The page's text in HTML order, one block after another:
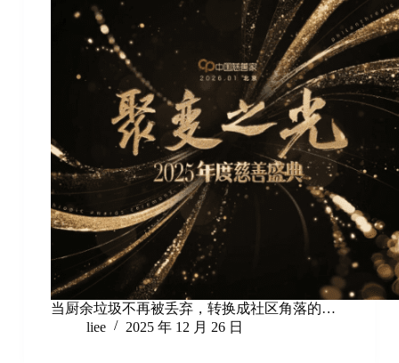
当厨余垃圾不再被丢弃，转换成社区角落的…
liee
2025 年 12 月 26 日